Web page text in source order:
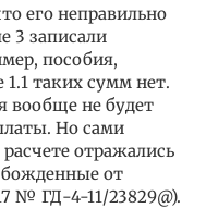
его неправильно
3 записали
пособия,
1.1 таких сумм нет.
вообще не будет
Но сами
отражались
от
№ ГД-4-11/23829@).